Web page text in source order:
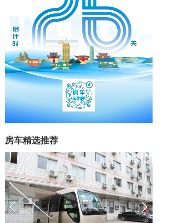
房车精选推荐